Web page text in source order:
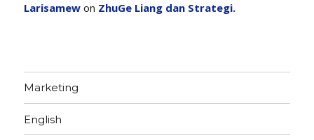
Larisamew on ZhuGe Liang dan Strategi.
Marketing
English